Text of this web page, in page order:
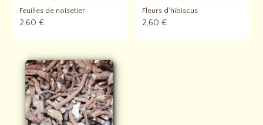
Feuilles de noisetier
2,60 €
Fleurs d'hibiscus
2,60 €